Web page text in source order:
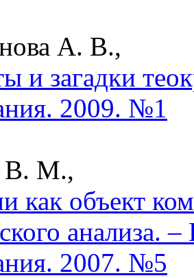
А. В.,
и загадки
2009. №1
В. М.,
как объект
анализа.
2007. №5